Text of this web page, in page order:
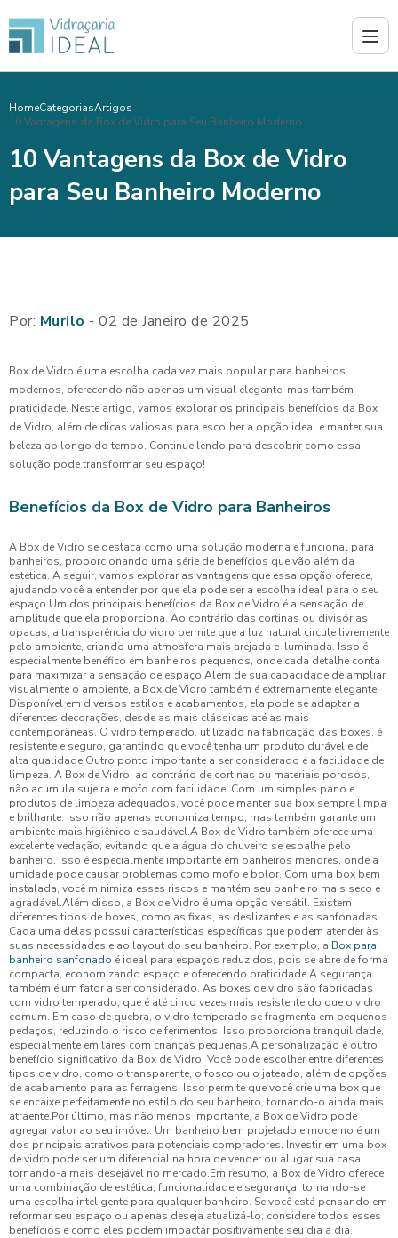
HomeCategoriasArtigos
10 Vantagens da Box de Vidro para Seu Banheiro Moderno
10 Vantagens da Box de Vidro
para Seu Banheiro Moderno
Por: Murilo - 02 de Janeiro de 2025
Box de Vidro é uma escolha cada vez mais popular para banheiros
modernos, oferecendo não apenas um visual elegante, mas também
praticidade. Neste artigo, vamos explorar os principais benefícios da Box
de Vidro, além de dicas valiosas para escolher a opção ideal e manter sua
beleza ao longo do tempo. Continue lendo para descobrir como essa
solução pode transformar seu espaço!
Benefícios da Box de Vidro para Banheiros
A Box de Vidro se destaca como uma solução moderna e funcional para
banheiros, proporcionando uma série de benefícios que vão além da
estética. A seguir, vamos explorar as vantagens que essa opção oferece,
ajudando você a entender por que ela pode ser a escolha ideal para o seu
espaço.Um dos principais benefícios da Box de Vidro é a sensação de
amplitude que ela proporciona. Ao contrário das cortinas ou divisórias
opacas, a transparência do vidro permite que a luz natural circule livremente
pelo ambiente, criando uma atmosfera mais arejada e iluminada. Isso é
especialmente benéfico em banheiros pequenos, onde cada detalhe conta
para maximizar a sensação de espaço.Além de sua capacidade de ampliar
visualmente o ambiente, a Box de Vidro também é extremamente elegante.
Disponível em diversos estilos e acabamentos, ela pode se adaptar a
diferentes decorações, desde as mais clássicas até as mais
contemporâneas. O vidro temperado, utilizado na fabricação das boxes, é
resistente e seguro, garantindo que você tenha um produto durável e de
alta qualidade.Outro ponto importante a ser considerado é a facilidade de
limpeza. A Box de Vidro, ao contrário de cortinas ou materiais porosos,
não acumula sujeira e mofo com facilidade. Com um simples pano e
produtos de limpeza adequados, você pode manter sua box sempre limpa
e brilhante. Isso não apenas economiza tempo, mas também garante um
ambiente mais higiênico e saudável.A Box de Vidro também oferece uma
excelente vedação, evitando que a água do chuveiro se espalhe pelo
banheiro. Isso é especialmente importante em banheiros menores, onde a
umidade pode causar problemas como mofo e bolor. Com uma box bem
instalada, você minimiza esses riscos e mantém seu banheiro mais seco e
agradável.Além disso, a Box de Vidro é uma opção versátil. Existem
diferentes tipos de boxes, como as fixas, as deslizantes e as sanfonadas.
Cada uma delas possui características específicas que podem atender às
suas necessidades e ao layout do seu banheiro. Por exemplo, a Box para
banheiro sanfonado é ideal para espaços reduzidos, pois se abre de forma
compacta, economizando espaço e oferecendo praticidade.A segurança
também é um fator a ser considerado. As boxes de vidro são fabricadas
com vidro temperado, que é até cinco vezes mais resistente do que o vidro
comum. Em caso de quebra, o vidro temperado se fragmenta em pequenos
pedaços, reduzindo o risco de ferimentos. Isso proporciona tranquilidade,
especialmente em lares com crianças pequenas.A personalização é outro
benefício significativo da Box de Vidro. Você pode escolher entre diferentes
tipos de vidro, como o transparente, o fosco ou o jateado, além de opções
de acabamento para as ferragens. Isso permite que você crie uma box que
se encaixe perfeitamente no estilo do seu banheiro, tornando-o ainda mais
atraente.Por último, mas não menos importante, a Box de Vidro pode
agregar valor ao seu imóvel. Um banheiro bem projetado e moderno é um
dos principais atrativos para potenciais compradores. Investir em uma box
de vidro pode ser um diferencial na hora de vender ou alugar sua casa,
tornando-a mais desejável no mercado.Em resumo, a Box de Vidro oferece
uma combinação de estética, funcionalidade e segurança, tornando-se
uma escolha inteligente para qualquer banheiro. Se você está pensando em
reformar seu espaço ou apenas deseja atualizá-lo, considere todos esses
benefícios e como eles podem impactar positivamente seu dia a dia.